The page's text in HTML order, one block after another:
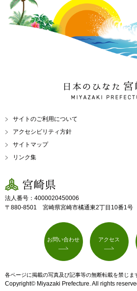
日本のひなた 宮崎県
MIYAZAKI
サイトのご利用について
アクセシビリティ方針
サイトマップ
リンク集
宮崎県
法人番号：4000020450006
〒880-8501 宮崎県宮崎市橘通東2丁目10番1号
お問い合わせ アクセス
各ページに掲載の写真及び記事等の無断転載を禁じま
Copyright© Miyazaki Prefecture. All rights